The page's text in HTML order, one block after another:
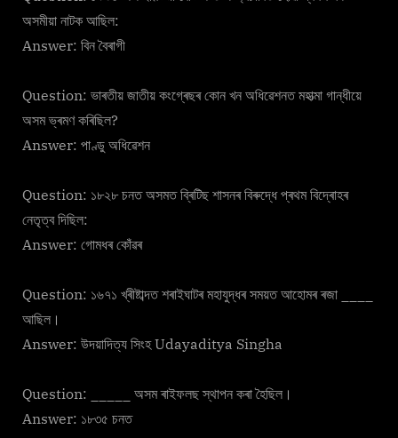
অসমীয়া নাটক আছিল:
Answer: বিন বৈৰাগী
Question: ভাৰতীয় জাতীয় কংগ্ৰেছৰ কোন খন অধিৱেশনত মহাত্মা গান্ধীয়ে
অসম ভ্ৰমণ কৰিছিল?
Answer: পাণ্ডু অধিৱেশন
Question: ১৮২৮ চনত অসমত ব্ৰিটিছ শাসনৰ বিৰুদ্ধে প্ৰথম বিদ্ৰোহৰ
নেতৃত্ব দিছিল:
Answer: গোমধৰ কোঁৱৰ
Question: ১৬৭১ খ্ৰীষ্টাব্দত শৰাইঘাটৰ মহাযুদ্ধৰ সময়ত আহোমৰ ৰজা ____
আছিল।
Answer: উদয়াদিত্য সিংহ Udayaditya Singha
Question: _____ অসম ৰাইফলছ স্থাপন কৰা হৈছিল।
Answer: ১৮৩৫ চনত